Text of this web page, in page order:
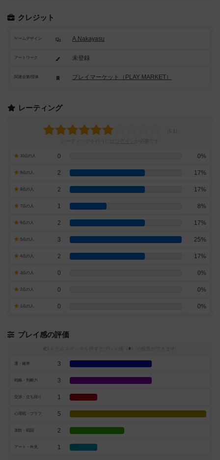
クレジット
ゲームデザイン A.Nakayasu
アートワーク 未登録
関連企業/団体 プレイマーケット（PLAY MARKET）
レーティング
10点の人 0 0%
9点の人 2 17%
8点の人 2 17%
7点の人 1 8%
6点の人 2 17%
5点の人 3 25%
4点の人 2 17%
3点の人 0 0%
2点の人 0 0%
1点の人 0 0%
プレイ感の評価
※
運・確率 3
戦略・判断力 3
交渉・立ち回り 1
心理戦・ブラフ 5
攻防・戦闘 2
アート・外見 1